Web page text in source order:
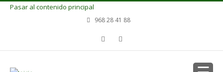
Pasar al contenido principal
968 28 41 88